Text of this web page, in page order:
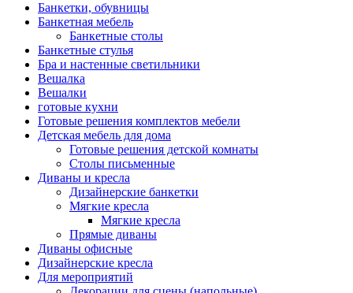
Банкетки, обувницы
Банкетная мебель
Банкетные столы
Банкетные стулья
Бра и настенные светильники
Вешалка
Вешалки
готовые кухни
Готовые решения комплектов мебели
Детская мебель для дома
Готовые решения детской комнаты
Столы письменные
Диваны и кресла
Дизайнерские банкетки
Мягкие кресла
Мягкие кресла
Прямые диваны
Диваны офисные
Дизайнерские кресла
Для мероприятий